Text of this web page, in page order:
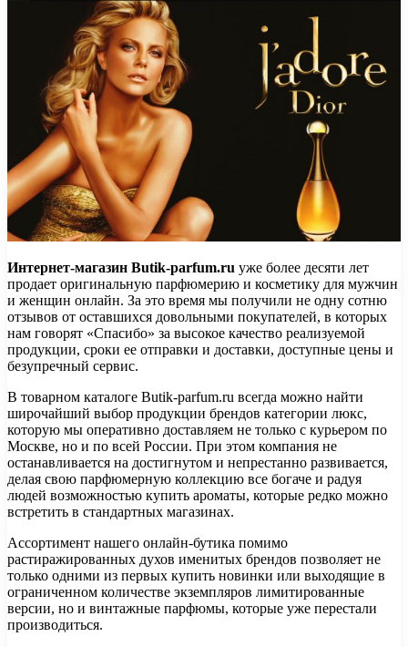
Интернет-магазин Butik-parfum.ru уже более десяти лет
продает оригинальную парфюмерию и косметику для мужчин
и женщин онлайн. За это время мы получили не одну сотню
отзывов от оставшихся довольными покупателей, в которых
нам говорят «Спасибо» за высокое качество реализуемой
продукции, сроки ее отправки и доставки, доступные цены и
безупречный сервис.
В товарном каталоге Butik-parfum.ru всегда можно найти
широчайший выбор продукции брендов категории люкс,
которую мы оперативно доставляем не только с курьером по
Москве, но и по всей России. При этом компания не
останавливается на достигнутом и непрестанно развивается,
делая свою парфюмерную коллекцию все богаче и радуя
людей возможностью купить ароматы, которые редко можно
встретить в стандартных магазинах.
Ассортимент нашего онлайн-бутика помимо
растиражированных духов именитых брендов позволяет не
только одними из первых купить новинки или выходящие в
ограниченном количестве экземпляров лимитированные
версии, но и винтажные парфюмы, которые уже перестали
производиться.